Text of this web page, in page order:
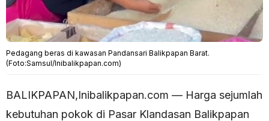
Pedagang beras di kawasan Pandansari Balikpapan Barat.
(Foto:Samsul/Inibalikpapan.com)
BALIKPAPAN,Inibalikpapan.com — Harga sejumlah
kebutuhan pokok di Pasar Klandasan Balikpapan